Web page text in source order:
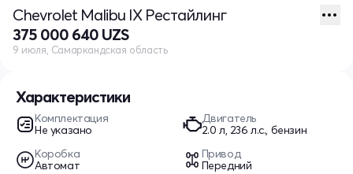
Характеристики
Комплектация
Не указано
Двигатель
2.0 л, 236 л.с., бензин
Коробка
Автомат
Привод
Передний
Chevrolet Malibu IX Рестайлинг
375 000 640 UZS
9 июля, Самаркандская область